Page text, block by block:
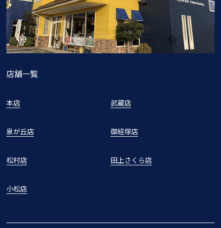
店舗一覧
本店 武蔵店
泉が丘店 御経塚店
松村店 田上さくら店
小松店